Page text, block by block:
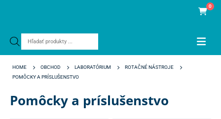
Products
0
HOME OBCHOD LABORATÓRIUM
ROTAČNÉ NÁSTROJE
POMÔCKY A PRÍSLUŠENSTVO
Pomôcky a príslušenstvo